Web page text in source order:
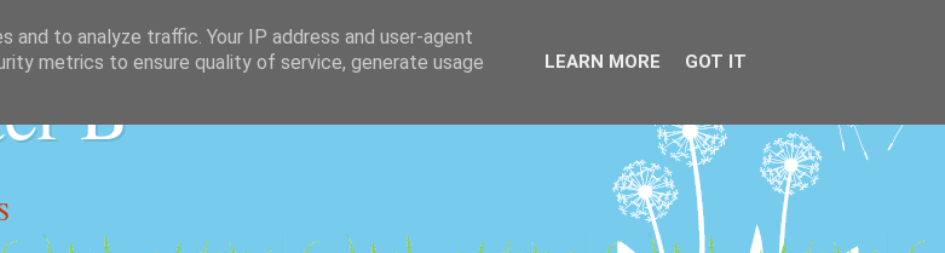
B
to analyze traffic. Your IP address and user-agent
metrics to ensure quality of service, generate usage
LEARN MORE GOT IT